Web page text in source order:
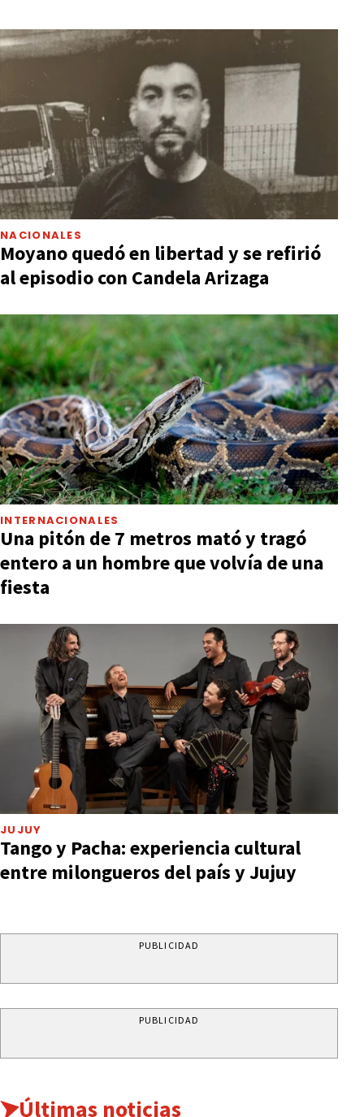
NACIONALES
Moyano quedó en libertad y se refirió
al episodio con Candela Arizaga
INTERNACIONALES
Una pitón de 7 metros mató y tragó
entero a un hombre que volvía de una
fiesta
JUJUY
Tango y Pacha: experiencia cultural
entre milongueros del país y Jujuy
PUBLICIDAD
PUBLICIDAD
Últimas noticias